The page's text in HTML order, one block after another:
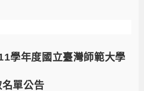
學年度國立臺灣師範大學
單公告